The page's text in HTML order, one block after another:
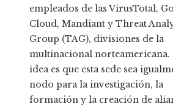
empleados de las VirusTotal,
Cloud, Mandiant y Threat
Group (TAG), divisiones de la
multinacional norteamericana.
idea es que esta sede sea
nodo para la investigación, la
formación y la creación de